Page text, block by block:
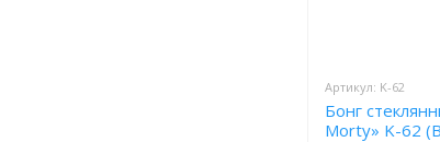
Артикул: K-62
Бонг
Morty» K-62